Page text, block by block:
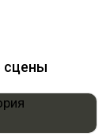
сцены